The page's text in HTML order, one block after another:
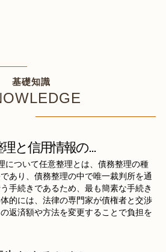
基礎知識
と信用情報の...
について任意整理とは、債務整理の種
あり、債務整理の中で唯一裁判所を通
手続きであるため、最も簡素な手続き
的には、法律の専門家が債権者と交渉
返済額や方法を変更することで負担を